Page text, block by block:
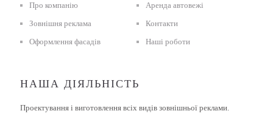
Про компанію
Зовнішня реклама
Оформлення фасадів
Аренда автовежі
Контакти
Наші роботи
НАША ДІЯЛЬНІСТЬ
Проектування і виготовлення всіх видів зовнішньої реклами.